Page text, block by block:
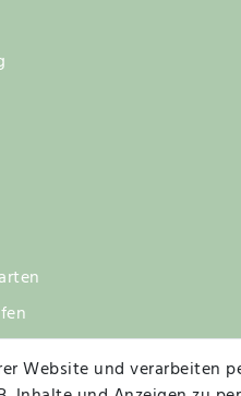
Website und verarbeiten